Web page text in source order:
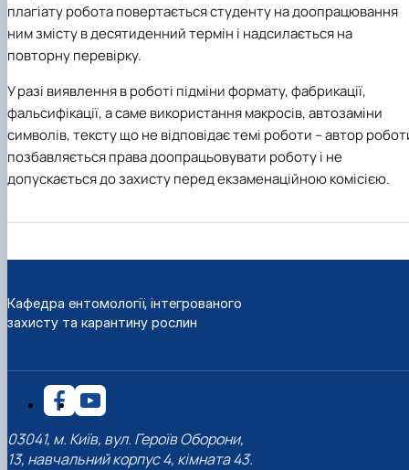
плагіату робота повертається студенту на доопрацювання
ним змісту в десятиденний термін і надсилається на
повторну перевірку.
У разі виявлення в роботі підміни формату, фабрикації,
фальсифікації, а саме використання макросів, автозаміни
символів, тексту що не відповідає темі роботи – автор
позбавляється права доопрацьовувати роботу і не
допускається до захисту перед екзаменаційною комісією.
Кафедра ентомології, інтегрованого
захисту та карантину рослин
03041, м. Київ, вул. Героїв Оборони,
13, навчальний корпус 4, кімната 43.